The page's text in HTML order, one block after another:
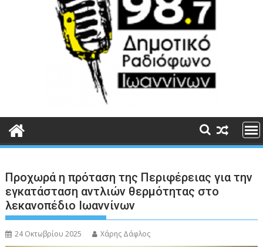
Προχωρά η πρόταση της Περιφέρειας για την
εγκατάσταση αντλιών θερμότητας στο
λεκανοπέδιο Ιωαννίνων
24 Οκτωβρίου 2025 Χάρης Δάφλος